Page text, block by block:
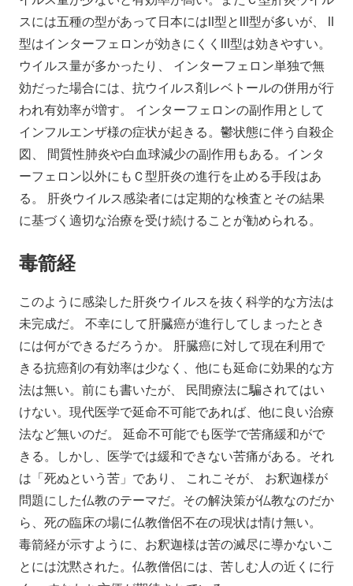
スには五種の型があって日本にはll型とlll型が多いが、 ll
型はインターフェロンが効きにくくlll型は効きやすい。
ウイルス量が多かったり、 インターフェロン単独で無
効だった場合には、抗ウイルス剤レベトールの併用が行
われ有効率が増す。 インターフェロンの副作用として
インフルエンザ様の症状が起きる。鬱状態に伴う自殺企
図、 間質性肺炎や白血球減少の副作用もある。インタ
ーフェロン以外にもＣ型肝炎の進行を止める手段はあ
る。 肝炎ウイルス感染者には定期的な検査とその結果
に基づく適切な治療を受け続けることが勧められる。
毒箭経
このように感染した肝炎ウイルスを抜く科学的な方法は
未完成だ。 不幸にして肝臓癌が進行してしまったとき
には何ができるだろうか。 肝臓癌に対して現在利用で
きる抗癌剤の有効率は少なく、他にも延命に効果的な方
法は無い。前にも書いたが、 民間療法に騙されてはい
けない。現代医学で延命不可能であれば、他に良い治療
法など無いのだ。 延命不可能でも医学で苦痛緩和がで
きる。しかし、医学では緩和できない苦痛がある。それ
は「死ぬという苦」であり、 これこそが、 お釈迦様が
問題にした仏教のテーマだ。その解決策が仏教なのだか
ら、死の臨床の場に仏教僧侶不在の現状は情け無い。
毒箭経が示すように、お釈迦様は苦の滅尽に導かないこ
とには沈黙された。仏教僧侶には、苦しむ人の近くに行